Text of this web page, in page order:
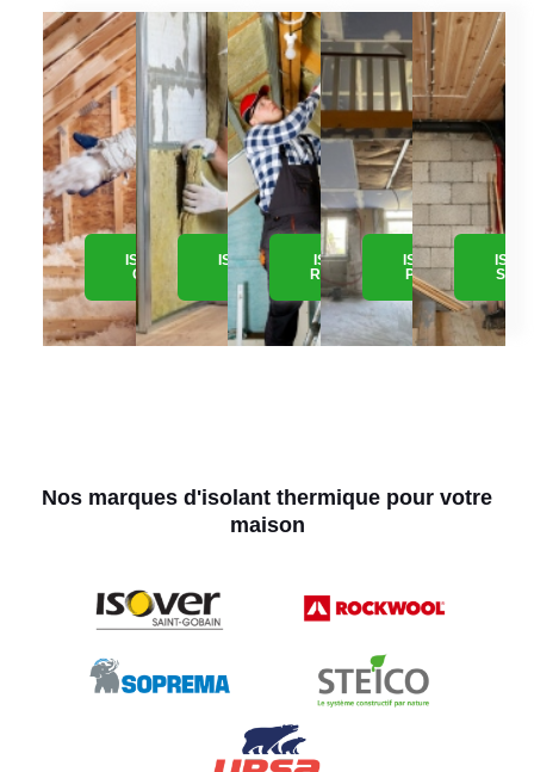
ISOLATION
COMBLE
ISOLATION
MURS
ISOLATION
RAMPANTS
ISOLATION
PLAFOND
Nos marques d'isolant thermique pour votre
maison